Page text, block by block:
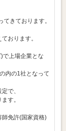
きております。
おります。
で上場企業とな
内の1社となって
で、
す。
師免許(国家資格)